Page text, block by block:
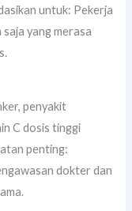
untuk: Pekerja
yang merasa
penyakit
C dosis tinggi
penting:
dokter dan